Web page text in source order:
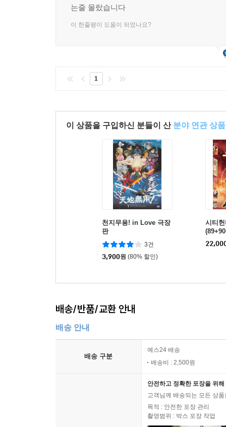
는줄 몰랐습니다
이 한줄평이 도움이 되었나요?
1
이 상품을 구입하신 분들이 산 분야 연관 상품
천지무용! in Love 극장
판
3건
3,900원 (80% 할인)
시티
배송/반품/교환 안내
배송 안내
배송 구분
예스24 배송
배송비 : 2,500원
안전하고 정확한 포장을 위
고객님께 배송되는 모든 상
목적 : 안전한 포장 관리
촬영범위 : 박스 포장 작업